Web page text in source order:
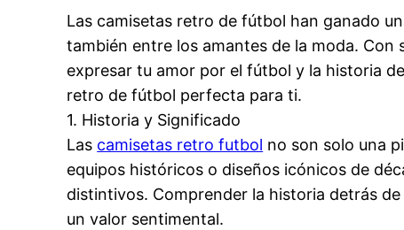
Las camisetas retro de fútbol han ganado
también entre los amantes de la moda.
expresar tu amor por el fútbol y la historia
retro de fútbol perfecta para ti.
1. Historia y Significado
Las camisetas retro futbol no son solo una
equipos históricos o diseños icónicos de
distintivos. Comprender la historia detrás
un valor sentimental.